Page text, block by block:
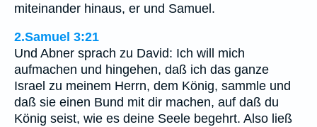
miteinander hinaus, er und Samuel.
2.Samuel 3:21
Und Abner sprach zu David: Ich will mich
aufmachen und hingehen, daß ich das ganze
Israel zu meinem Herrn, dem König, sammle und
daß sie einen Bund mit dir machen, auf daß du
König seist, wie es deine Seele begehrt. Also ließ